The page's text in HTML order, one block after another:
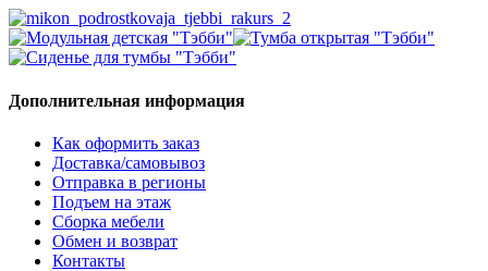
Дополнительная информация
Как оформить заказ
Доставка/самовывоз
Отправка в регионы
Подъем на этаж
Сборка мебели
Обмен и возврат
Контакты